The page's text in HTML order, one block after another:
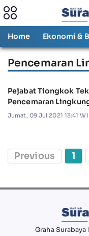
Home Ekonomi &
Pencemaran
Pejabat Tiongkok
Pencemaran
Jumat, 09 Jul 2021 13:41
Previous 1
Graha Surabaya